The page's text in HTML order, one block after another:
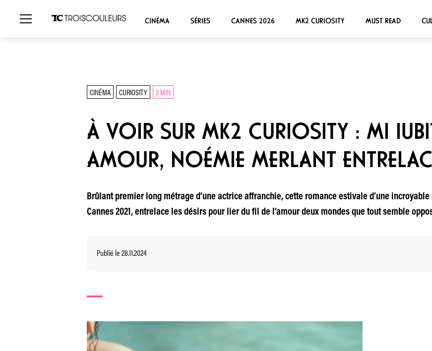
CINÉMA SÉRIES CANNES 2026 MK2 CURIOSITY MUST READ
CINÉMA CURIOSITY 2 MIN
À VOIR SUR MK2 CURIOSITY : MI
AMOUR, NOÉMIE MERLANT
Brûlant premier long métrage d’une actrice affranchie, cette romance estivale d’une
Cannes 2021, entrelace les désirs pour lier du fil de l’amour deux mondes que tout semble
Publié le 28.11.2024